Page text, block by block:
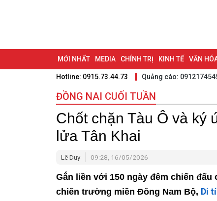
MỚI NHẤT MEDIA CHÍNH TRỊ KINH TẾ VĂN
DU LỊCH - ẨM THỰC CHUYỂN ĐỔI SỐ THỂ THAO
BẠN CẦN BIẾT CHẠM 95 - KHÁM PHÁ ĐỒNG NAI
NHỊP CẦU NHÂN ÁI THÀNH PHỐ ĐỒNG NAI
Hotline: 0915.73.44.73 Quảng cáo:
ĐỒNG NAI CUỐI TUẦN
Chốt chặn Tàu Ô và ký
lửa Tân Khai
Lê Duy 09:28, 16/05/2026
Gắn liền với 150 ngày đêm chiến
chiến trường miền Đông Nam Bộ, Di